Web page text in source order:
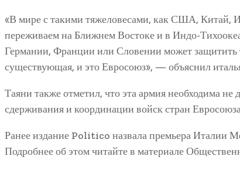
«В мире с такими тяжеловесами, как США, Китай,
переживаем на Ближнем Востоке и в Индо-
Германии, Франции или Словении может защитить
существующая, и это Евросоюз», — объяснил
Таяни также отметил, что эта армия необходима не
сдерживания и координации войск стран
Ранее издание Politico назвала премьера Италии
Подробнее об этом читайте в материале